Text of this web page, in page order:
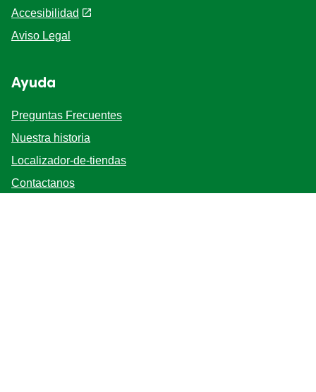
Accesibilidad
Aviso Legal
Ayuda
Preguntas Frecuentes
Nuestra historia
Localizador-de-tiendas
Contactanos